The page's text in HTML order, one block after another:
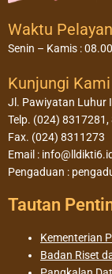
Waktu
Senin – Kamis :
Kunjungi Kami
Jl. Pawiyatan Luhur
Telp. (024) 8317281,
Fax. (024) 8311273
Email :
Pengaduan :
Tautan
Kementerian
Badan Riset